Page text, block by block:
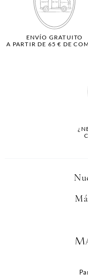
ENVÍO GRATUITO
A PARTIR DE 65 € DE